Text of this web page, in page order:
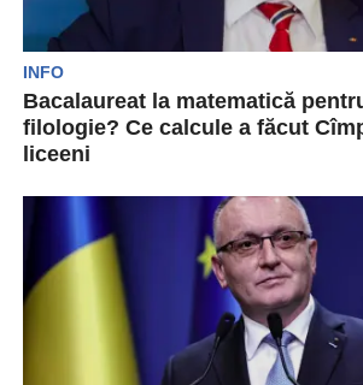
INFO
Bacalaureat la matematică
filologie? Ce calcule a făcut
liceeni
din țara noastră nu se opresc